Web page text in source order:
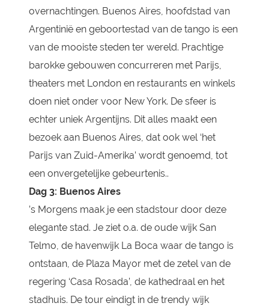
overnachtingen. Buenos Aires, hoofdstad van
Argentinië en geboortestad van de tango is een
van de mooiste steden ter wereld. Prachtige
barokke gebouwen concurreren met Parijs,
theaters met London en restaurants en winkels
doen niet onder voor New York. De sfeer is
echter uniek Argentijns. Dit alles maakt een
bezoek aan Buenos Aires, dat ook wel ‘het
Parijs van Zuid-Amerika’ wordt genoemd, tot
een onvergetelijke gebeurtenis..
Dag 3: Buenos Aires
’s Morgens maak je een stadstour door deze
elegante stad. Je ziet o.a. de oude wijk San
Telmo, de havenwijk La Boca waar de tango is
ontstaan, de Plaza Mayor met de zetel van de
regering ‘Casa Rosada’, de kathedraal en het
stadhuis. De tour eindigt in de trendy wijk